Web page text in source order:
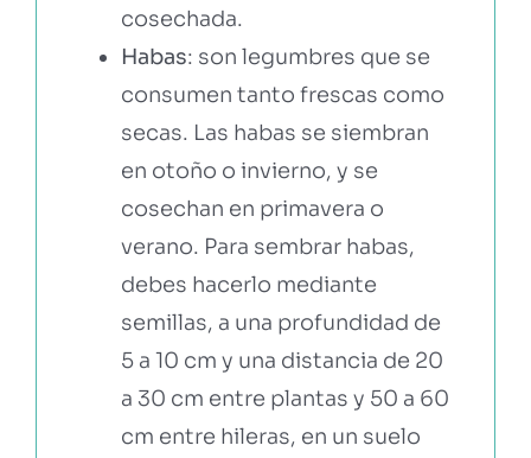
cosechada.
Habas: son legumbres que se
consumen tanto frescas como
secas. Las habas se siembran
en otoño o invierno, y se
cosechan en primavera o
verano. Para sembrar habas,
debes hacerlo mediante
semillas, a una profundidad de
5 a 10 cm y una distancia de 20
a 30 cm entre plantas y 50 a 60
cm entre hileras, en un suelo